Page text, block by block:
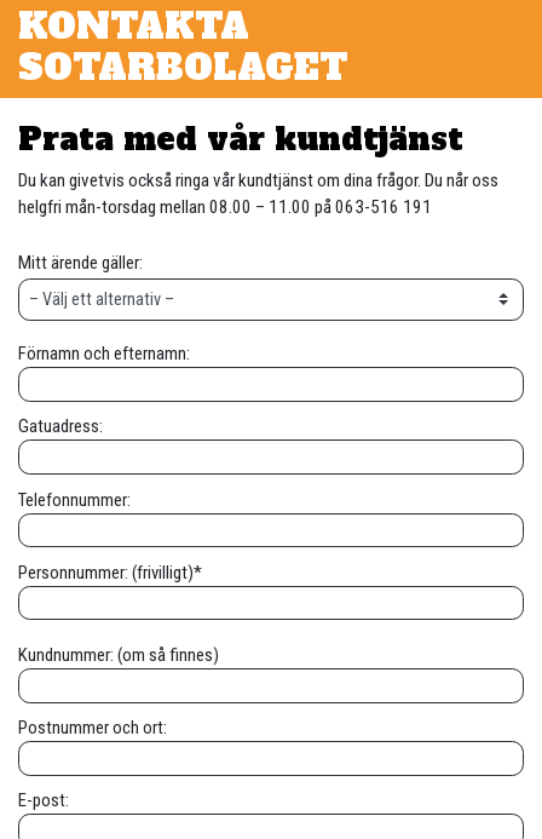
KONTAKTA
SOTARBOLAGET
Prata med vår kundtjänst
Du kan givetvis också ringa vår kundtjänst om dina frågor. Du når oss
helgfri mån-torsdag mellan 08.00 – 11.00 på 063-516 191
Mitt ärende gäller:
Förnamn och efternamn:
Gatuadress:
Telefonnummer:
Personnummer: (frivilligt)*
Kundnummer: (om så finnes)
Postnummer och ort:
E-post: